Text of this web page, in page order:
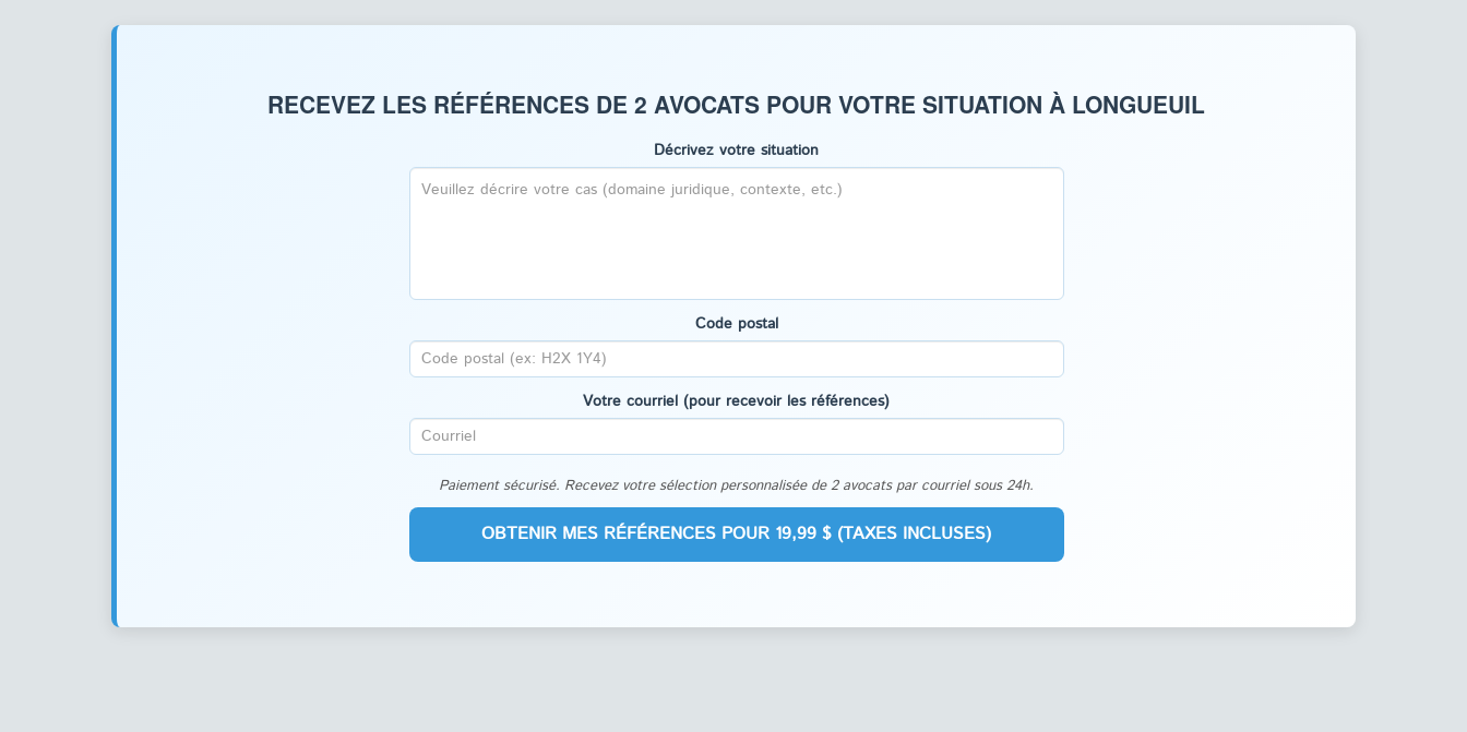
RECEVEZ LES RÉFÉRENCES DE 2 AVOCATS POUR VOTRE SITUATION À LONGUEUIL
Décrivez votre situation
Code postal
Votre courriel (pour recevoir les références)
Paiement sécurisé. Recevez votre sélection personnalisée de 2 avocats par courriel sous 24h.